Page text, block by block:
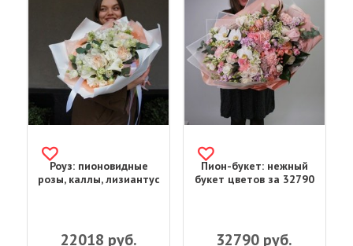
Роуз: пионовидные
розы, каллы, лизиантус
22018 руб.
Пион-букет: нежный
букет цветов за 32790
32790 руб.